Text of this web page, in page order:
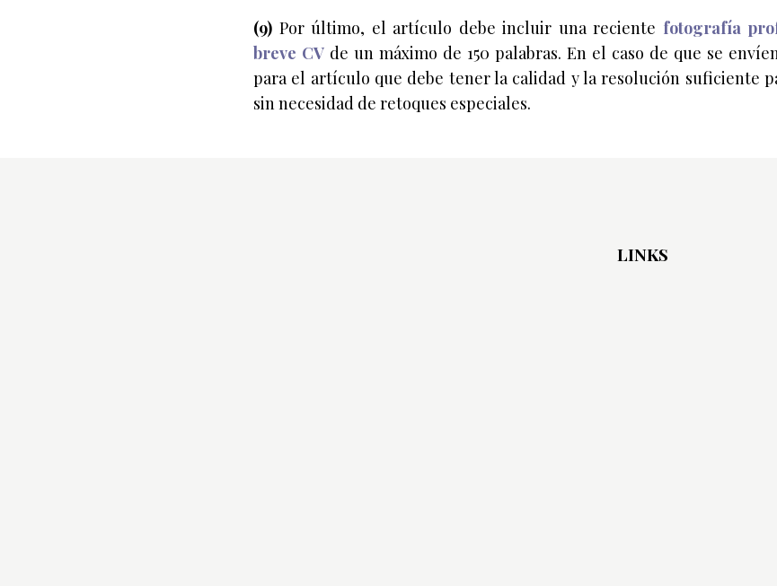
(9) Por último, el artículo debe incluir una reciente fotografía
breve CV de un máximo de 150 palabras. En el caso de que se
para el artículo que debe tener la calidad y la resolución suficiente
sin necesidad de retoques especiales.
LINKS